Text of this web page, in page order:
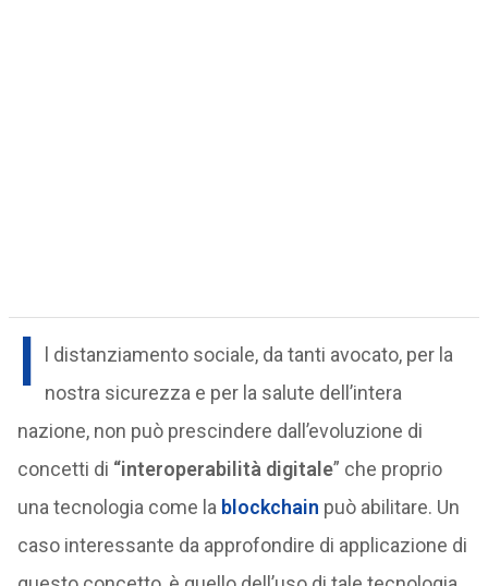
I
l distanziamento sociale, da tanti avocato, per la
nostra sicurezza e per la salute dell’intera
nazione, non può prescindere dall’evoluzione di
concetti di “interoperabilità digitale” che proprio
una tecnologia come la blockchain può abilitare. Un
caso interessante da approfondire di applicazione di